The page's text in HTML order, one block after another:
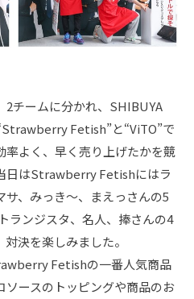
チームに分かれ、SHIBUYA
Fetish”と“ViTO”で
率よく、早く売り上げたかを競
日はStrawberry Fetishにはラ
、みっき〜、まえっさんの5
ランジスタ、名人、捧さんの4
決を楽しみました。
Fetishの一番人気商品
ソースのトッピングや商品のお